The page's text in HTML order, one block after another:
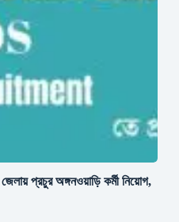
প্রচুর অঙ্গনওয়াড়ি কর্মী নিয়োগ,